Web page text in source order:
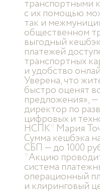
транспортными
с их помощью
так и
общественном
выгодный
платежей
транспортных
и удобство
Уверена, что
быстро оценят
предложения»,
директор по
цифровых и
НСПК* Мария
Сумма кешбэка
СБП — до 1000
*Акцию
система
операционный
и клиринговый